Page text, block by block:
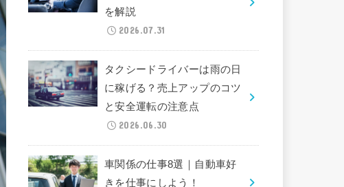
を解説
2026.07.31
タクシードライバーは雨の日
に稼げる？売上アップのコツ
と安全運転の注意点
2026.06.30
車関係の仕事8選｜自動車好
きを仕事にしよう！